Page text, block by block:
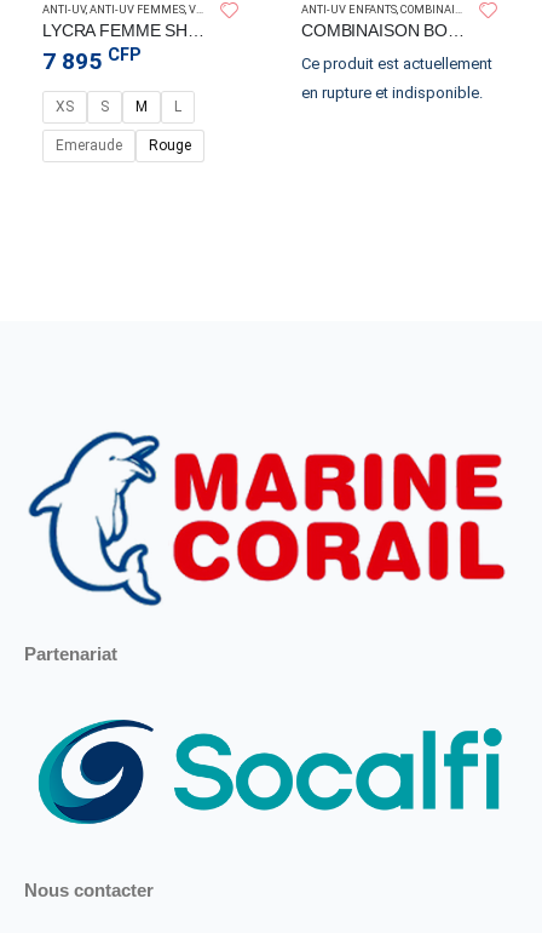
HOOK AND TACKLE
ANTI-UV,ANTI-UV FEMMES VÊTEMENT DE PÊCHE HOOK AND TACKLE
7 895 CFP
XS S M L
Emeraude Rouge
ANTI-UV ENFANTS COMBINAISONS PLONGÉE
Ce produit est actuellement
en rupture et indisponible.
Partenariat
Nous contacter